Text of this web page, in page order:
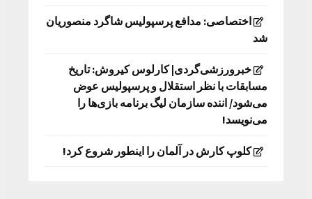
اختصاصی: مدافع پرسپولیس شاگرد منصوریان
شد
خبرورزشی‌گردی| کارلوس کیروش: تاریخ
مسابقات با نظر استقلال و پرسپولیس عوض
می‌شود/ اننده سازمان لیگ برنامه بازی‌ها را
می‌نویسد!
کلوپ کارش در آلمان را اینطور شروع کرد!